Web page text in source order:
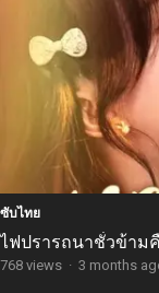
ซับไทย
ไฟปรารถนาชั่วข้าม
768 views · 3 months